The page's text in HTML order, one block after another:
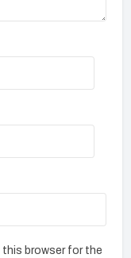
this browser for the